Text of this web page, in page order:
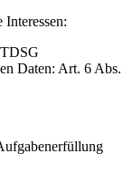
Daten: Art. 6 Abs.